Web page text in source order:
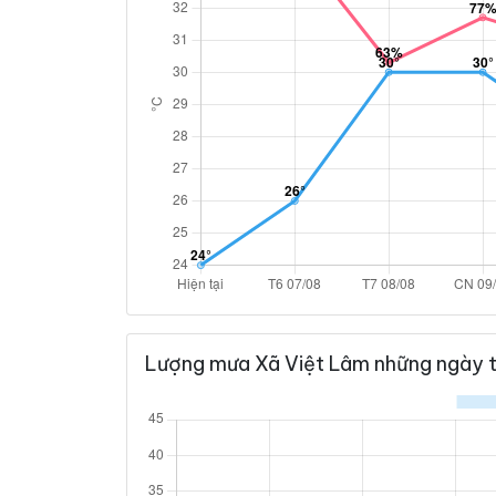
Lượng mưa Xã Việt Lâm những ngày